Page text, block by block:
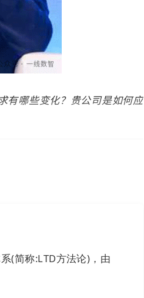
有哪些变化？贵公司是如何应
的市场增长，抱有很大的热
头一棒，很多企业都被打蒙
效支出，包括对很多企业停
，6月很快就感受到新的潜在
缩减了一半，因为靠新增投
却实现了超过去年30%以上
(简称:LTD方法论)，由